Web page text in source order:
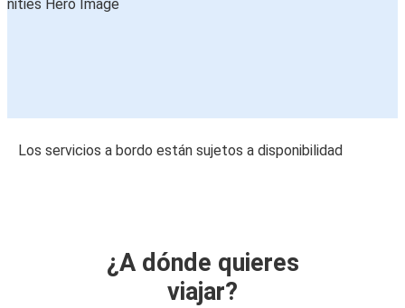
Los servicios a bordo están sujetos a disponibilidad
¿A dónde quieres
viajar?